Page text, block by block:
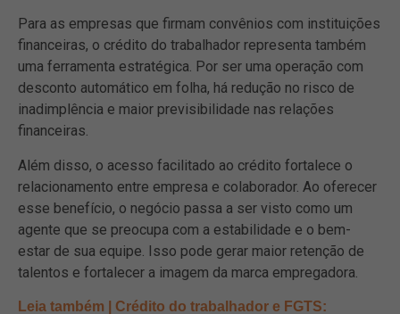
Para as empresas que firmam convênios com instituições
financeiras, o crédito do trabalhador representa também
uma ferramenta estratégica. Por ser uma operação com
desconto automático em folha, há redução no risco de
inadimplência e maior previsibilidade nas relações
financeiras.
Além disso, o acesso facilitado ao crédito fortalece o
relacionamento entre empresa e colaborador. Ao oferecer
esse benefício, o negócio passa a ser visto como um
agente que se preocupa com a estabilidade e o bem-
estar de sua equipe. Isso pode gerar maior retenção de
talentos e fortalecer a imagem da marca empregadora.
Leia também | Crédito do trabalhador e FGTS: